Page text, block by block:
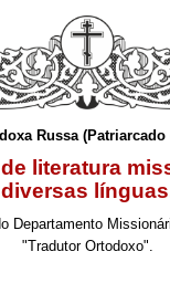
Russa
literatura
diversas
Departamento
"Tradutor Ortodoxo".